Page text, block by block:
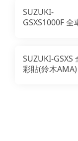
SUZUKI-
GSXS1000F 全
SUZUKI-GSXS
彩貼(鈴木AMA)